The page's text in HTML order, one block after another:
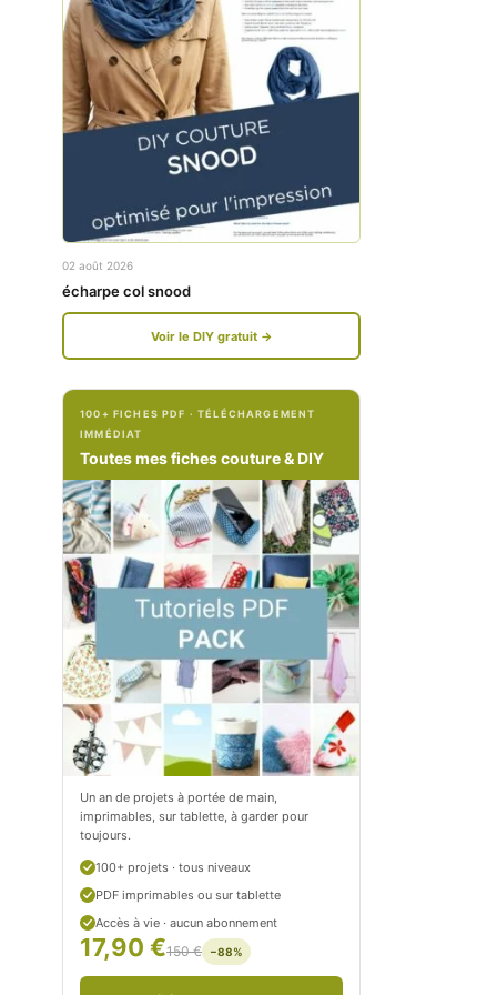
w
w
f
e
b
o
.
c
o
m
t
i
t
i
t
r
o
w
w
.
i
t
g
m
.
c
o
m
/
e
t
i
c
i
t
r
02 août 2026
écharpe col snood
Voir le DIY gratuit →
100+ FICHES PDF · TÉLÉCHARGEMENT
IMMÉDIAT
Toutes mes fiches couture & DIY
Un an de projets à portée de main,
imprimables, sur tablette, à garder pour
toujours.
100+ projets · tous niveaux
PDF imprimables ou sur tablette
Accès à vie · aucun abonnement
17,90 €150 € −88%